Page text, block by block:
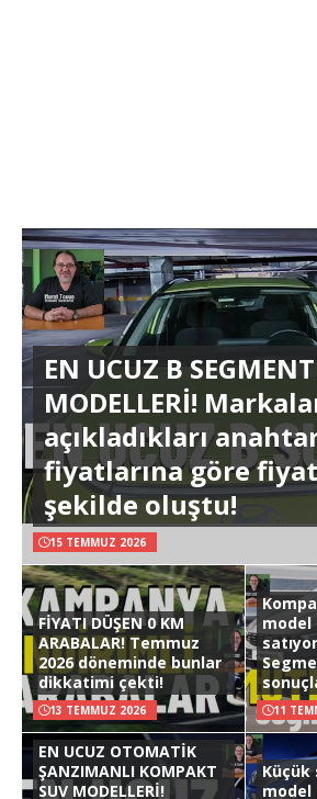
EN UCUZ B
MODELLERİ!
açıkladıkları
fiyatlarına göre
şekilde oluştu!
15 TEMMUZ 2026
FİYATI DÜŞEN 0 KM
ARABALAR! Temmuz
2026 döneminde bunlar
dikkatimi çekti!
13 TEMMUZ 2026
model
11
EN UCUZ OTOMATİK
ŞANZIMANLI KOMPAKT
SUV MODELLERİ!
Küçük
model